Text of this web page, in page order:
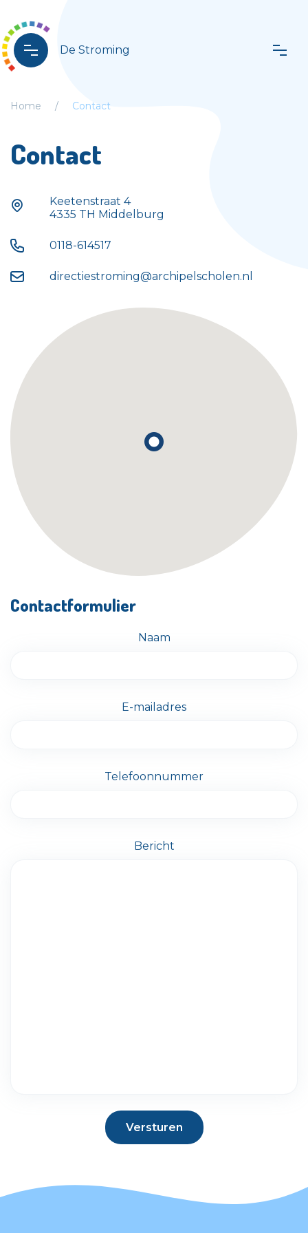
De Stroming
Home Contact
Contact
Keetenstraat 4
4335 TH Middelburg
Keetenstraat 4
4335 TH Middelburg
0118-614517
0118-614517
directiestroming@archipelscholen.nl
directiestroming@archipelscholen.nl
Contactformulier
Naam
E-mailadres
Telefoonnummer
Bericht
Versturen
Versturen